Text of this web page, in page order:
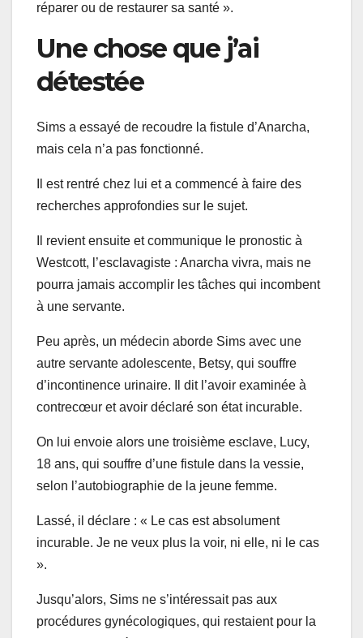
réparer ou de restaurer sa santé ».
Une chose que j’ai
détestée
Sims a essayé de recoudre la fistule d’Anarcha,
mais cela n’a pas fonctionné.
Il est rentré chez lui et a commencé à faire des
recherches approfondies sur le sujet.
Il revient ensuite et communique le pronostic à
Westcott, l’esclavagiste : Anarcha vivra, mais ne
pourra jamais accomplir les tâches qui incombent
à une servante.
Peu après, un médecin aborde Sims avec une
autre servante adolescente, Betsy, qui souffre
d’incontinence urinaire. Il dit l’avoir examinée à
contrecœur et avoir déclaré son état incurable.
On lui envoie alors une troisième esclave, Lucy,
18 ans, qui souffre d’une fistule dans la vessie,
selon l’autobiographie de la jeune femme.
Lassé, il déclare : « Le cas est absolument
incurable. Je ne veux plus la voir, ni elle, ni le cas
».
Jusqu’alors, Sims ne s’intéressait pas aux
procédures gynécologiques, qui restaient pour la